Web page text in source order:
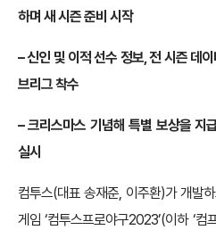
하며 새 시즌 준비 시작
–신인 및 이적 선수 정보, 전 시즌 데
브리그 착수
–크리스마스 기념해 특별 보상을 지
실시
컴투스(대표 송재준, 이주환)가 개발
게임 ‘컴투스프로야구2023’(이하 ‘